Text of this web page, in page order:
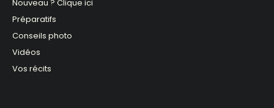
Nouveau ? Clique ici
Préparatifs
Conseils photo
Vidéos
Vos récits